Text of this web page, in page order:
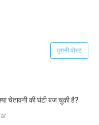
पुरानी पोस्ट
चेतावनी की घंटी बज चुकी है?